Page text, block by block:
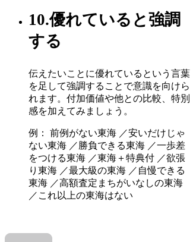
10.優れていると強調
する
伝えたいことに優れているという言葉
を足して強調することで意識を向けら
れます。付加価値や他との比較、特別
感を加えてみましょう。
例： 前例がない東海 ／安いだけじゃ
ない東海 ／勝負できる東海 ／一歩差
をつける東海 ／東海＋特典付 ／欲張
り東海 ／最大級の東海 ／自慢できる
東海 ／高額査定まちがいなしの東海
／これ以上の東海はない